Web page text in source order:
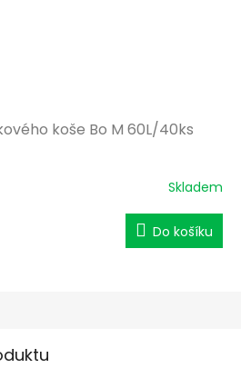
koše Bo M 60L/40ks
Skladem
Do košíku